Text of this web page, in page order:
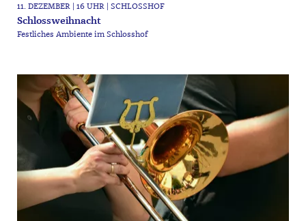
11. DEZEMBER | 16 UHR | SCHLOSSHOF
Schlossweihnacht
Festliches Ambiente im Schlosshof